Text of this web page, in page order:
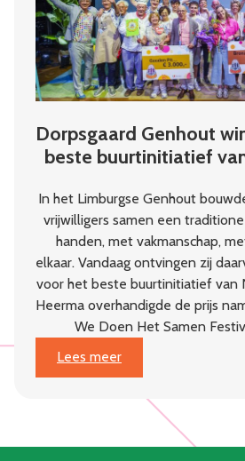
Dorpsgaard Genhout
beste buurtinitiatief
In het Limburgse Genhout
vrijwilligers samen een
handen, met vakmanschap,
elkaar. Vandaag ontvingen zij
voor het beste buurtinitiatief van
Heerma overhandigde de prijs
We Doen Het Samen
Lees meer
:
Dorpsgaard